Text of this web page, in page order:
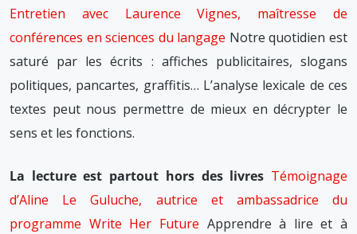
Entretien avec Laurence Vignes, maîtresse de
conférences en sciences du langage Notre quotidien est
saturé par les écrits : affiches publicitaires, slogans
politiques, pancartes, graffitis… L’analyse lexicale de ces
textes peut nous permettre de mieux en décrypter le
sens et les fonctions.
La lecture est partout hors des livres Témoignage
d’Aline Le Guluche, autrice et ambassadrice du
programme Write Her Future Apprendre à lire et à